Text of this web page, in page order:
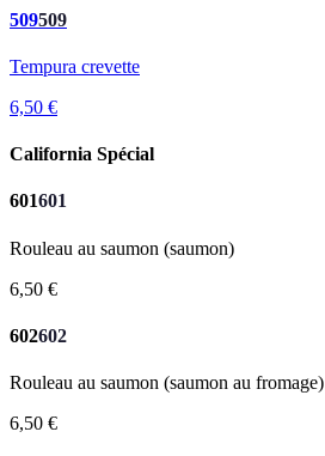
509509
Tempura crevette
6,50 €
California Spécial
601601
Rouleau au saumon (saumon)
6,50 €
602602
Rouleau au saumon (saumon au fromage)
6,50 €